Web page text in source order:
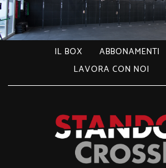
IL BOX ABBONAMENTI
LAVORA CON NOI